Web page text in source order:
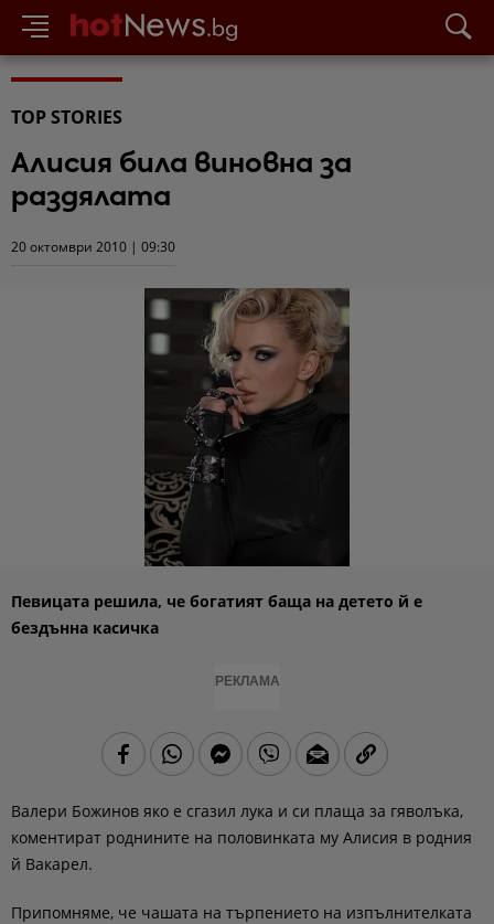
TOP STORIES
Алисия била виновна за
раздялата
20 октомври 2010 | 09:30
Певицата решила, че богатият баща на детето й е
бездънна касичка
РЕКЛАМА
Валери Божинов яко е сгазил лука и си плаща за гяволъка,
коментират роднините на половинката му Алисия в родния
й Вакарел.
Припомняме, че чашата на търпението на изпълнителката